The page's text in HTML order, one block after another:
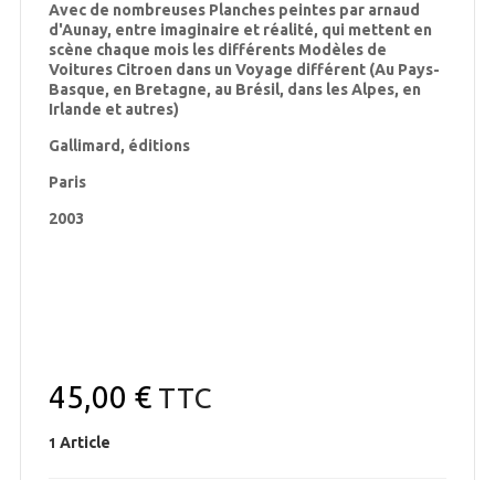
Avec de nombreuses Planches peintes par arnaud
d'Aunay, entre imaginaire et réalité, qui mettent en
scène chaque mois les différents Modèles de
Voitures Citroen dans un Voyage différent (Au Pays-
Basque, en Bretagne, au Brésil, dans les Alpes, en
Irlande et autres)
Gallimard, éditions
Paris
2003
45,00 €TTC
1 Article